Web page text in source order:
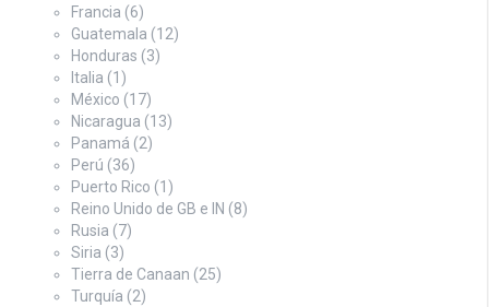
Francia (6)
Guatemala (12)
Honduras (3)
Italia (1)
México (17)
Nicaragua (13)
Panamá (2)
Perú (36)
Puerto Rico (1)
Reino Unido de GB e IN (8)
Rusia (7)
Siria (3)
Tierra de Canaan (25)
Turquía (2)